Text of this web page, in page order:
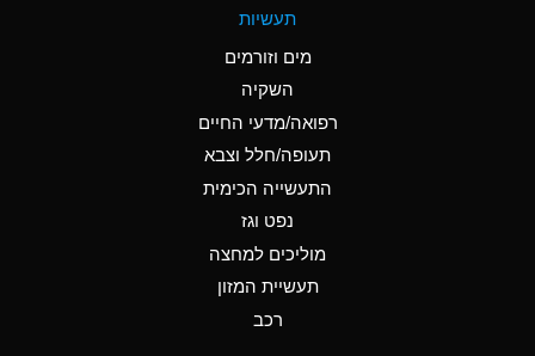
Ammonium Hydroxide
D
Ammonium Nitrate
Ammonium Nitrite
תעשיות
מים וזורמים
השקיה
רפואה/מדעי החיים
תעופה/חלל וצבא
התעשייה הכימית
נפט וגז
מוליכים למחצה
תעשיית המזון
רכב